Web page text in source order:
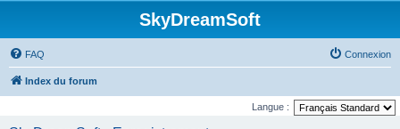
SkyDreamSoft
FAQ Connexion
Index du forum
Langue :